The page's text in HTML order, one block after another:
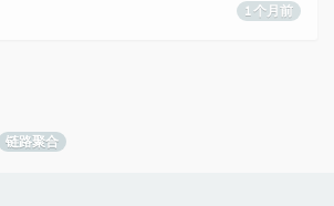
1 个月前
链路聚合